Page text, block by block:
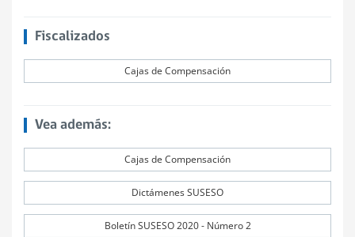
Fiscalizados
Cajas de Compensación
Vea además:
Cajas de Compensación
Dictámenes SUSESO
Boletín SUSESO 2020 - Número 2